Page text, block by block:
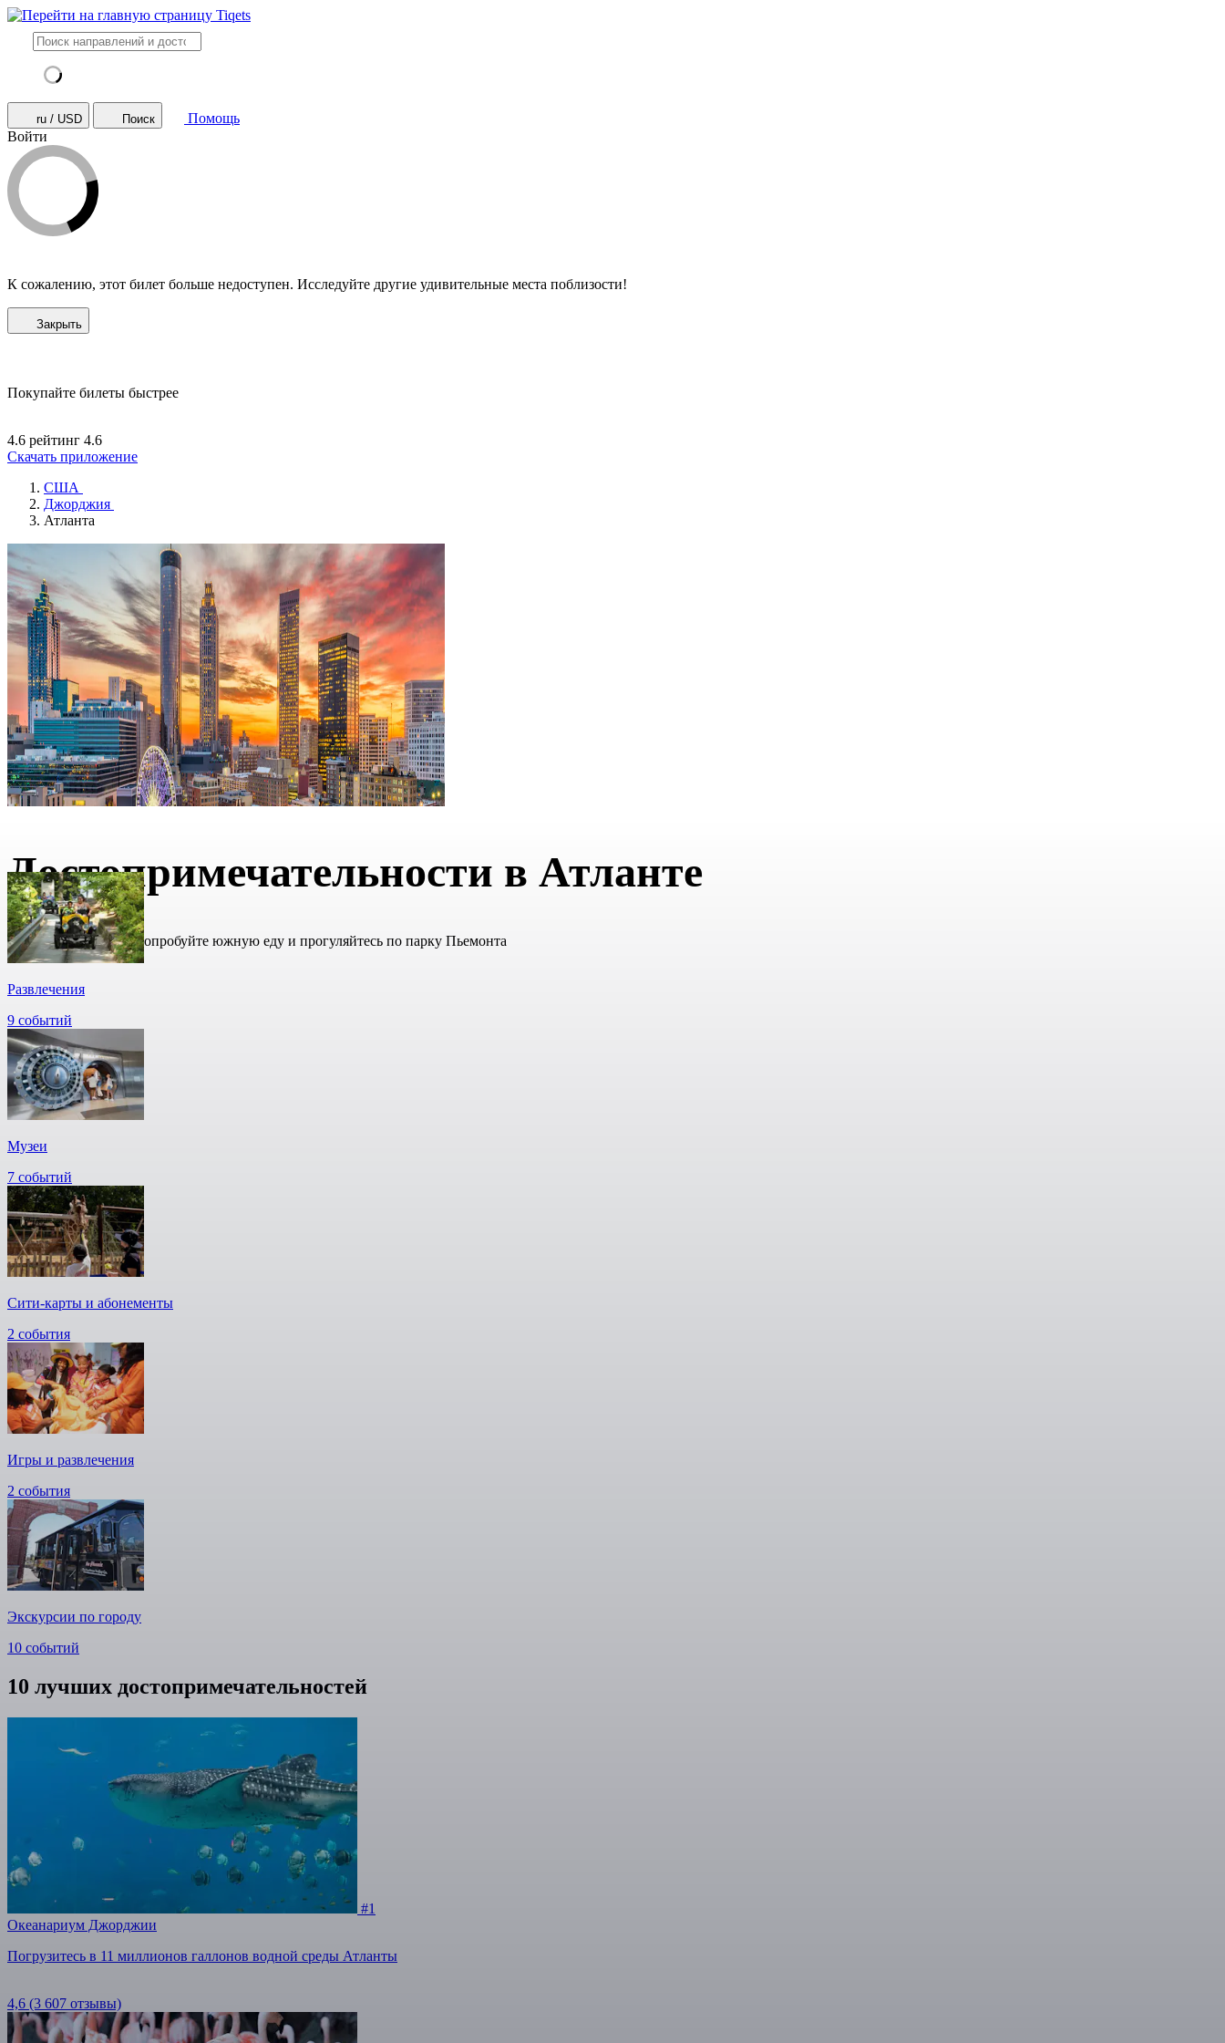
ru / USD Поиск
Помощь
Войти
К сожалению, этот билет больше недоступен. Исследуйте другие удивительные места поблизости!
Закрыть
Покупайте билеты быстрее
4.6 рейтинг 4.6
Скачать приложение
США
Джорджия
Атланта
Достопримечательности в Атланте
Посетите аквариум, попробуйте южную еду и прогуляйтесь по парку Пьемонта
Развлечения
9 событий
Музеи
7 событий
Сити-карты и абонементы
2 события
Игры и развлечения
2 события
Экскурсии по городу
10 событий
10 лучших достопримечательностей
#1
Океанариум Джорджии
Погрузитесь в 11 миллионов галлонов водной среды Атланты
4,6 (3 607 отзывы)